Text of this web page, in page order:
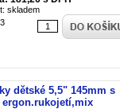
skladem
dětské 5,5" 145mm s
ergon.rukojetí,mix